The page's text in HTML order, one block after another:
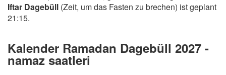
Iftar Dagebüll (Zeit, um das Fasten zu brechen) ist geplant
21:15.
Kalender Ramadan Dagebüll 2027 -
namaz saatleri